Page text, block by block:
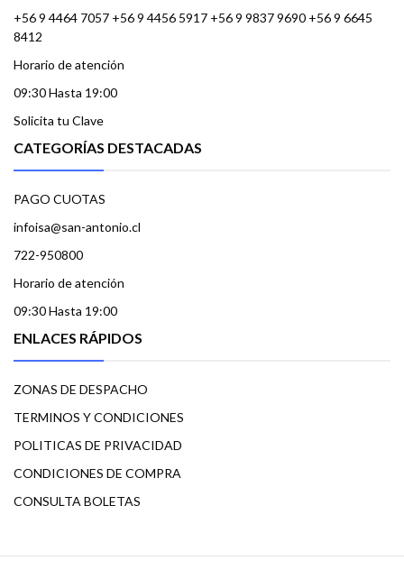
+56 9 4464 7057 +56 9 4456 5917 +56 9 9837 9690 +56 9 6645
8412
Horario de atención
09:30 Hasta 19:00
Solicita tu Clave
CATEGORÍAS DESTACADAS
PAGO CUOTAS
infoisa@san-antonio.cl
722-950800
Horario de atención
09:30 Hasta 19:00
ENLACES RÁPIDOS
ZONAS DE DESPACHO
TERMINOS Y CONDICIONES
POLITICAS DE PRIVACIDAD
CONDICIONES DE COMPRA
CONSULTA BOLETAS